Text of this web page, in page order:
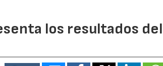
los resultados del